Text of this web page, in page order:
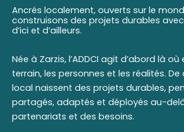
Ancrés localement, ouverts sur le
construisons des projets durables
d’ici et d’ailleurs.
Née à Zarzis, l’ADDCI agit d’abord là
terrain, les personnes et les réalités.
local naissent des projets durables,
partagés, adaptés et déployés au-
partenariats et des besoins.